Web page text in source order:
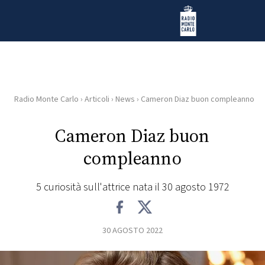
Radio Monte Carlo
HOME
RADIO
NEWS
Radio Monte Carlo › Articoli › News › Cameron Diaz buon compleanno
Cameron Diaz buon
compleanno
5 curiosità sull'attrice nata il 30 agosto 1972
30 AGOSTO 2022